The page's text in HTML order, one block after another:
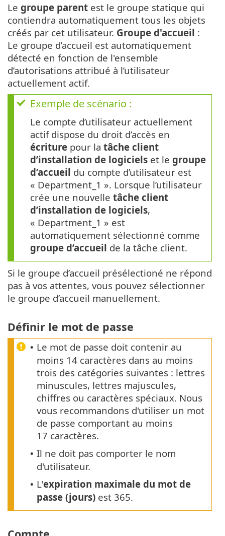
Le groupe parent est le groupe statique qui
contiendra automatiquement tous les objets
créés par cet utilisateur. Groupe d'accueil :
Le groupe d’accueil est automatiquement
détecté en fonction de l'ensemble
d’autorisations attribué à l’utilisateur
actuellement actif.
Exemple de scénario :
Le compte d’utilisateur actuellement
actif dispose du droit d’accès en
écriture pour la tâche client
d’installation de logiciels et le groupe
d’accueil du compte d’utilisateur est
« Department_1 ». Lorsque l’utilisateur
crée une nouvelle tâche client
d’installation de logiciels,
« Department_1 » est
automatiquement sélectionné comme
groupe d’accueil de la tâche client.
Si le groupe d’accueil présélectioné ne répond
pas à vos attentes, vous pouvez sélectionner
le groupe d’accueil manuellement.
Définir le mot de passe
• Le mot de passe doit contenir au
moins 14 caractères dans au moins
trois des catégories suivantes : lettres
minuscules, lettres majuscules,
chiffres ou caractères spéciaux. Nous
vous recommandons d'utiliser un mot
de passe comportant au moins
17 caractères.
• Il ne doit pas comporter le nom
d'utilisateur.
• L'expiration maximale du mot de
passe (jours) est 365.